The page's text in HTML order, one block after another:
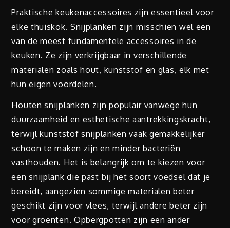
Praktische keukenaccessoires zijn essentieel voor
elke thuiskok. Snijplanken zijn misschien wel een
van de meest fundamentele accessoires in de
keuken. Ze zijn verkrijgbaar in verschillende
materialen zoals hout, kunststof en glas, elk met
hun eigen voordelen.
Houten snijplanken zijn populair vanwege hun
duurzaamheid en esthetische aantrekkingskracht,
terwijl kunststof snijplanken vaak gemakkelijker
schoon te maken zijn en minder bacteriën
vasthouden. Het is belangrijk om te kiezen voor
een snijplank die past bij het soort voedsel dat je
bereidt, aangezien sommige materialen beter
geschikt zijn voor vlees, terwijl andere beter zijn
voor groenten. Opbergpotten zijn een ander